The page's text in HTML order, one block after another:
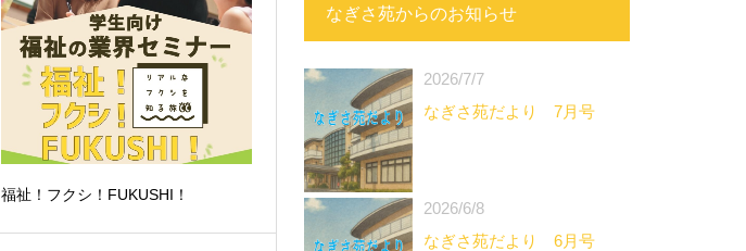
福祉！フクシ！FUKUSHI！
なぎさ苑からのお知らせ
2026/7/7
なぎさ苑だより 7月号
2026/6/8
なぎさ苑だより 6月号